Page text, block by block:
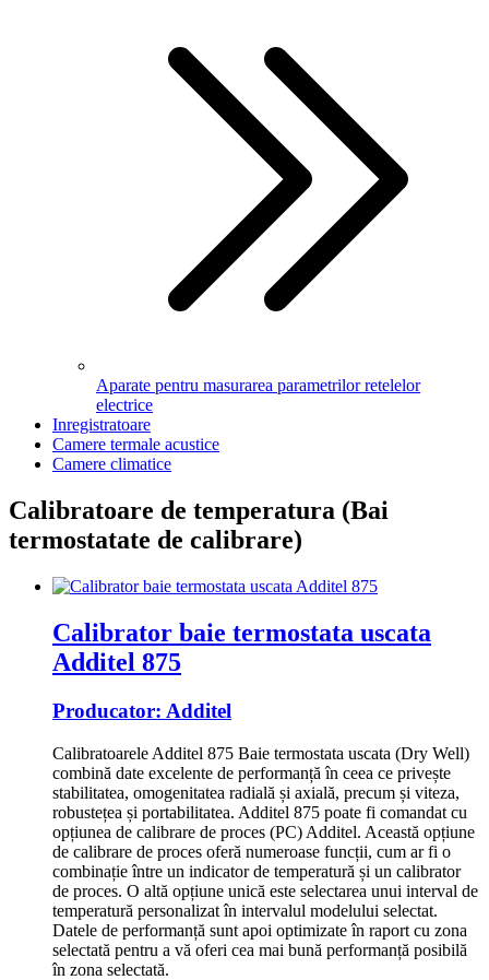
Aparate pentru masurarea parametrilor retelelor
electrice
Inregistratoare
Camere termale acustice
Camere climatice
Calibratoare de temperatura (Bai
termostatate de calibrare)
Calibrator baie termostata uscata
Additel 875
Producator: Additel
Calibratoarele Additel 875 Baie termostata uscata (Dry Well)
combină date excelente de performanță în ceea ce privește
stabilitatea, omogenitatea radială și axială, precum și viteza,
robustețea și portabilitatea. Additel 875 poate fi comandat cu
opțiunea de calibrare de proces (PC) Additel. Această opțiune
de calibrare de proces oferă numeroase funcții, cum ar fi o
combinație între un indicator de temperatură și un calibrator
de proces. O altă opțiune unică este selectarea unui interval de
temperatură personalizat în intervalul modelului selectat.
Datele de performanță sunt apoi optimizate în raport cu zona
selectată pentru a vă oferi cea mai bună performanță posibilă
în zona selectată.